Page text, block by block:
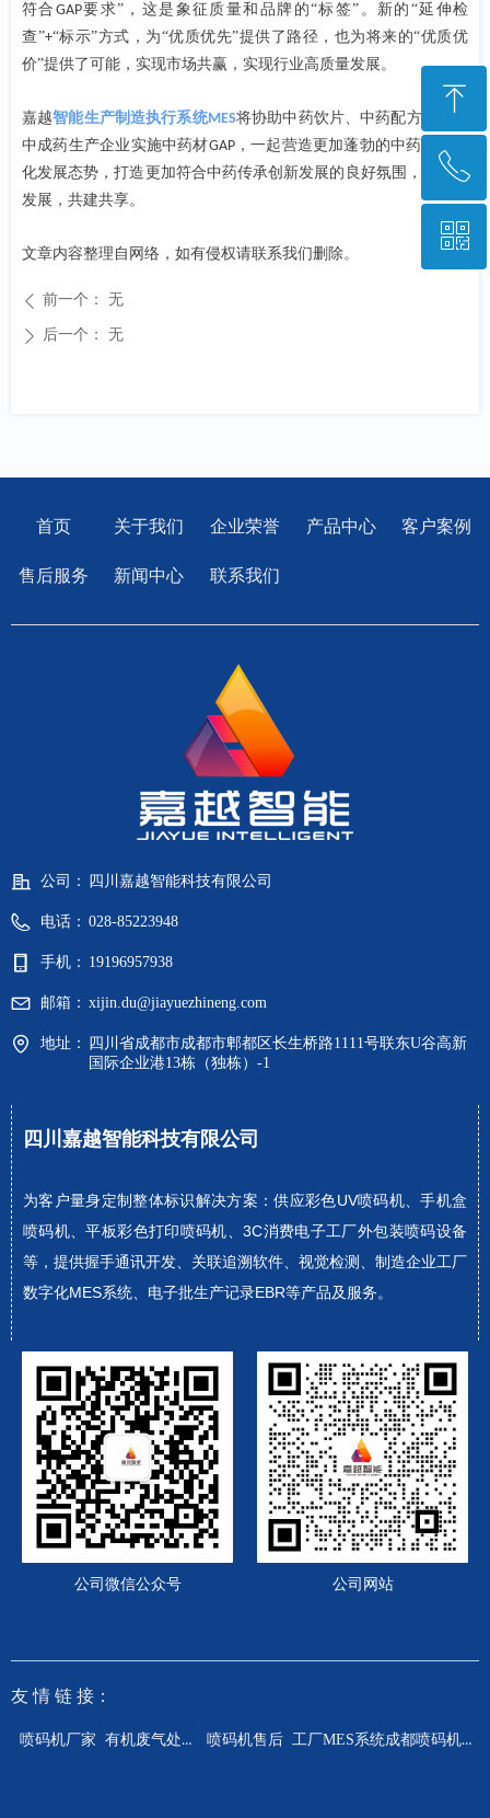
符合 GAP要求”，这是象征质量和品牌的“标签”。新的“延伸检
查”+“标示”方式，为“优质优先”提供了路径，也为将来的“优质优
价”提供了可能，实现市场共赢，实现行业高质量发展。
嘉越智能生产制造执行系统MES将协助中药饮片、中药配方颗粒、
中成药生产企业实施中药材GAP，一起营造更加蓬勃的中药材规范
化发展态势，打造更加符合中药传承创新发展的良好氛围，高质量
发展，共建共享。
文章内容整理自网络，如有侵权请联系我们删除。
ꄴ 前一个： 无
ꄲ 后一个： 无
公司微信公众号 公司网站
四川嘉越智能科技有限公司
为客户量身定制整体标识解决方案：供应彩色UV喷码机、手机盒
喷码机、平板彩色打印喷码机、3C消费电子工厂外包装喷码设备
等，提供握手通讯开发、关联追溯软件、视觉检测、制造企业工厂
数字化MES系统、电子批生产记录EBR等产品及服务。
公司： 四川嘉越智能科技有限公司
电话： 028-85223948
手机： 19196957938
邮箱： xijin.du@jiayuezhineng.com
地址：
四川省成都市成都市郫都区长生桥路1111号联东U谷高新
国际企业港13栋（独栋）-1
首页 关于我们 产品中心 客户案例
售后服务 新闻中心 联系我们
企业荣誉
友 情 链 接：
喷码机厂家 有机废气处理设备 喷码机售后 工厂MES系统 成都喷码机厂家
ꁸ
回到顶部
ꂅ
028-85223948
ꀥ